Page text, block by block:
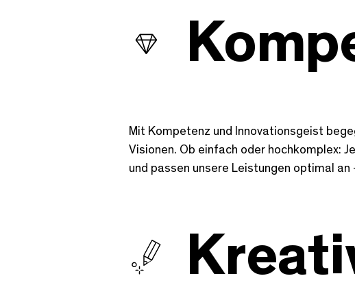
Mit Kompetenz und Innovationsgeist
Visionen. Ob einfach oder hochkomplex:
und passen unsere Leistungen optimal